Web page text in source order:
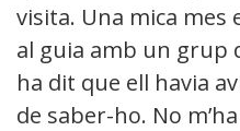
visita. Una mica
al guia amb un grup
ha dit que ell havia
de saber-ho. No